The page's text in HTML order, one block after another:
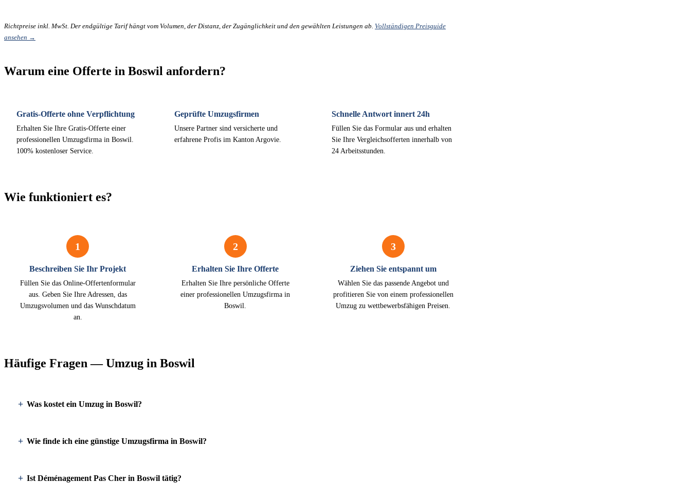
Richtpreise inkl. MwSt. Der endgültige Tarif hängt vom Volumen, der Distanz, der Zugänglichkeit und den gewählten Leistungen ab. Vollständigen Preisguide
ansehen →
Warum eine Offerte in Boswil anfordern?
Gratis-Offerte ohne Verpflichtung
Erhalten Sie Ihre Gratis-Offerte einer
professionellen Umzugsfirma in Boswil.
100% kostenloser Service.
Geprüfte Umzugsfirmen
Unsere Partner sind versicherte und
erfahrene Profis im Kanton Argovie.
Schnelle Antwort innert 24h
Füllen Sie das Formular aus und erhalten
Sie Ihre Vergleichsofferten innerhalb von
24 Arbeitsstunden.
Wie funktioniert es?
1
Beschreiben Sie Ihr Projekt
Füllen Sie das Online-Offertenformular
aus. Geben Sie Ihre Adressen, das
Umzugsvolumen und das Wunschdatum
an.
2
Erhalten Sie Ihre Offerte
Erhalten Sie Ihre persönliche Offerte
einer professionellen Umzugsfirma in
Boswil.
3
Ziehen Sie entspannt um
Wählen Sie das passende Angebot und
profitieren Sie von einem professionellen
Umzug zu wettbewerbsfähigen Preisen.
Häufige Fragen — Umzug in Boswil
Was kostet ein Umzug in Boswil?
Wie finde ich eine günstige Umzugsfirma in Boswil?
Ist Déménagement Pas Cher in Boswil tätig?